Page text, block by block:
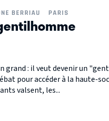
BERRIAU
PARIS
grand : il veut devenir un
pour accéder à la haute-
valsent, les...